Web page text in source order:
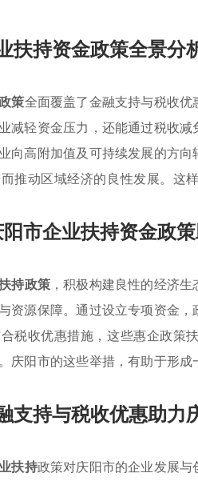
扶持资金政策全景分
策全面覆盖了金融支持与税收
减轻资金压力，还能通过税收
向高附加值及可持续发展的方向
推动区域经济的良性发展。这
市企业扶持资金政
持政策，积极构建良性的经济
资源保障。通过设立专项资金
税收优惠措施，这些惠企政策
庆阳市的这些举措，有助于形
支持与税收优惠助力
扶持政策对庆阳市的企业发展